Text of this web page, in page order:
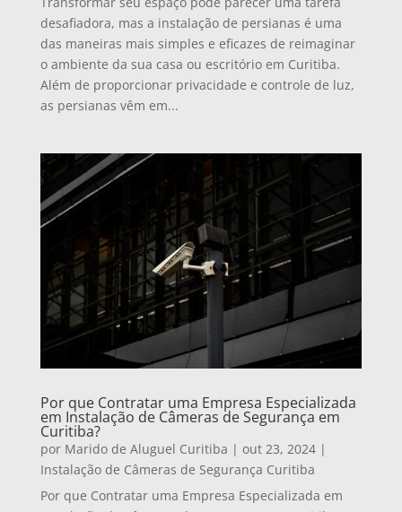
desafiadora, mas a instalação de persianas é uma
das maneiras mais simples e eficazes de reimaginar
o ambiente da sua casa ou escritório em Curitiba.
Além de proporcionar privacidade e controle de luz,
as persianas vêm em...
Por que Contratar uma Empresa Especializada
em Instalação de Câmeras de Segurança em
Curitiba?
por Marido de Aluguel Curitiba | out 23, 2024|
Instalação de Câmeras de Segurança Curitiba
Por que Contratar uma Empresa Especializada em